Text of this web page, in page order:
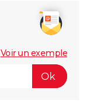
Voir un exemple